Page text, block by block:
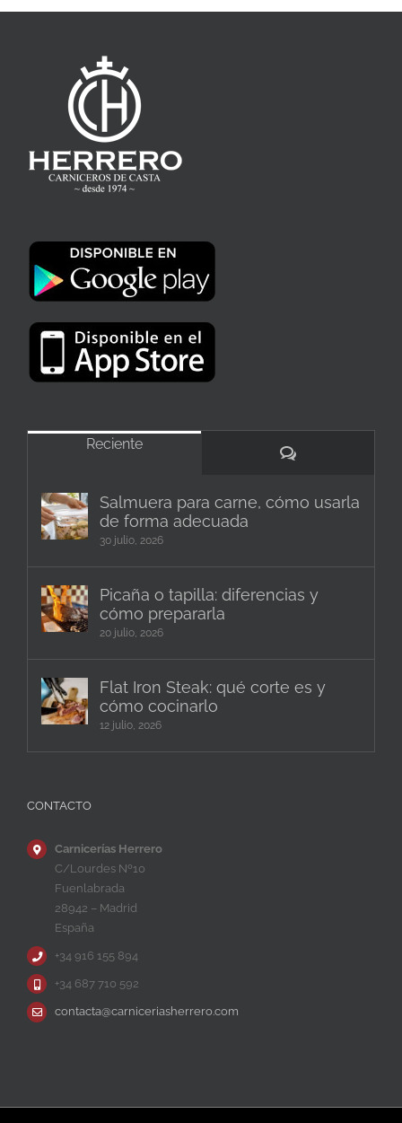
Reciente
Comentarios
Salmuera para carne, cómo usarla
de forma adecuada
30 julio, 2026
Picaña o tapilla: diferencias y
cómo prepararla
20 julio, 2026
Flat Iron Steak: qué corte es y
cómo cocinarlo
12 julio, 2026
CONTACTO
Carnicerías Herrero
C/Lourdes Nº10
Fuenlabrada
28942 – Madrid
España
+34 916 155 894
+34 687 710 592
contacta@carniceriasherrero.com